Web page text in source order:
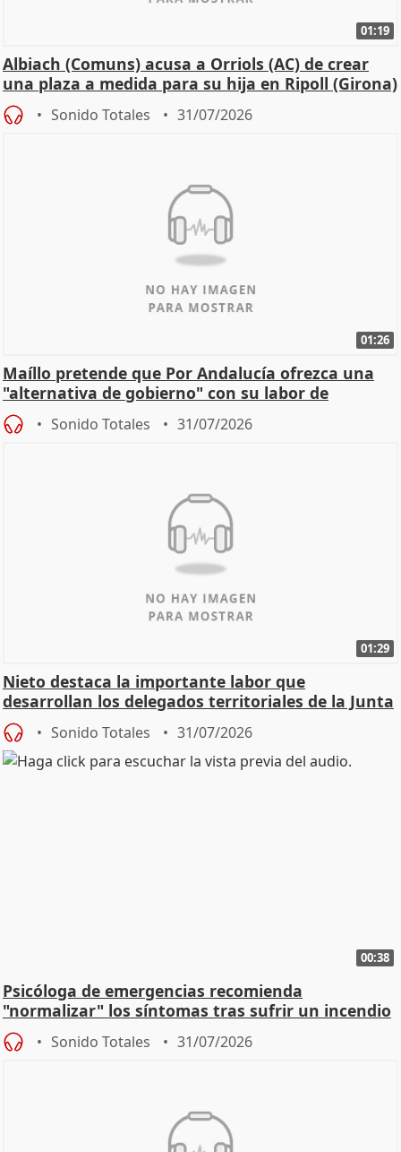
01:19
Albiach (Comuns) acusa a Orriols (AC) de crear
una plaza a medida para su hija en Ripoll (Girona)
Sonido Totales 31/07/2026
01:26
Maíllo pretende que Por Andalucía ofrezca una
"alternativa de gobierno" con su labor de
oposición
Sonido Totales 31/07/2026
01:29
Nieto destaca la importante labor que
desarrollan los delegados territoriales de la Junta
Sonido Totales 31/07/2026
00:38
Psicóloga de emergencias recomienda
"normalizar" los síntomas tras sufrir un incendio
Sonido Totales 31/07/2026